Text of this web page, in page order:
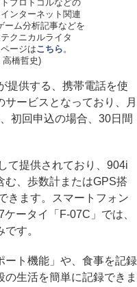
プロトコルなどの
ンターネット関連
ーム分析記事などを
クニカルライタ
ージはこちら。
橋哲史)
供する、携帯電話を使
ービスとなっており、月
初回申込の場合、30日間
て提供されており、904i
む、歩数計またはGPS搭
きます。スマートフォン
ータイ「F-07C」では、
す。
ト機能」や、食事を記録
生活を簡単に記録できま